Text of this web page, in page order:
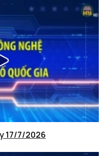
17/7/2026